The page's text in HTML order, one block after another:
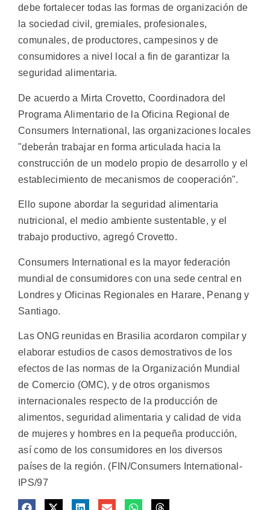
debe fortalecer todas las formas de organización de
la sociedad civil, gremiales, profesionales,
comunales, de productores, campesinos y de
consumidores a nivel local a fin de garantizar la
seguridad alimentaria.
De acuerdo a Mirta Crovetto, Coordinadora del
Programa Alimentario de la Oficina Regional de
Consumers International, las organizaciones locales
"deberán trabajar en forma articulada hacia la
construcción de un modelo propio de desarrollo y el
establecimiento de mecanismos de cooperación".
Ello supone abordar la seguridad alimentaria
nutricional, el medio ambiente sustentable, y el
trabajo productivo, agregó Crovetto.
Consumers International es la mayor federación
mundial de consumidores con una sede central en
Londres y Oficinas Regionales en Harare, Penang y
Santiago.
Las ONG reunidas en Brasilia acordaron compilar y
elaborar estudios de casos demostrativos de los
efectos de las normas de la Organización Mundial
de Comercio (OMC), y de otros organismos
internacionales respecto de la producción de
alimentos, seguridad alimentaria y calidad de vida
de mujeres y hombres en la pequeña producción,
así como de los consumidores en los diversos
países de la región. (FIN/Consumers International-
IPS/97